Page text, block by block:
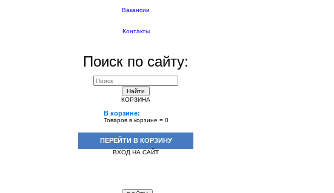
Вакансии
Контакты
Поиск по сайту:
Найти
КОРЗИНА
В корзине:
Товаров в корзине = 0
ПЕРЕЙТИ В КОРЗИНУ
ВХОД НА САЙТ